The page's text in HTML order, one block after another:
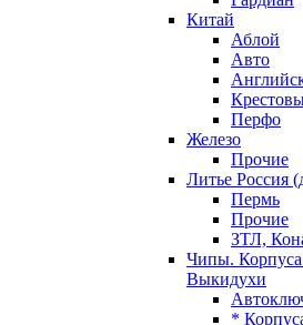
Китай
Аблой
Авто
Перфо
Железо
Прочие
Литье Россия
Пермь
Прочие
ЗТЛ,
Чипы.
Выкидухи
*